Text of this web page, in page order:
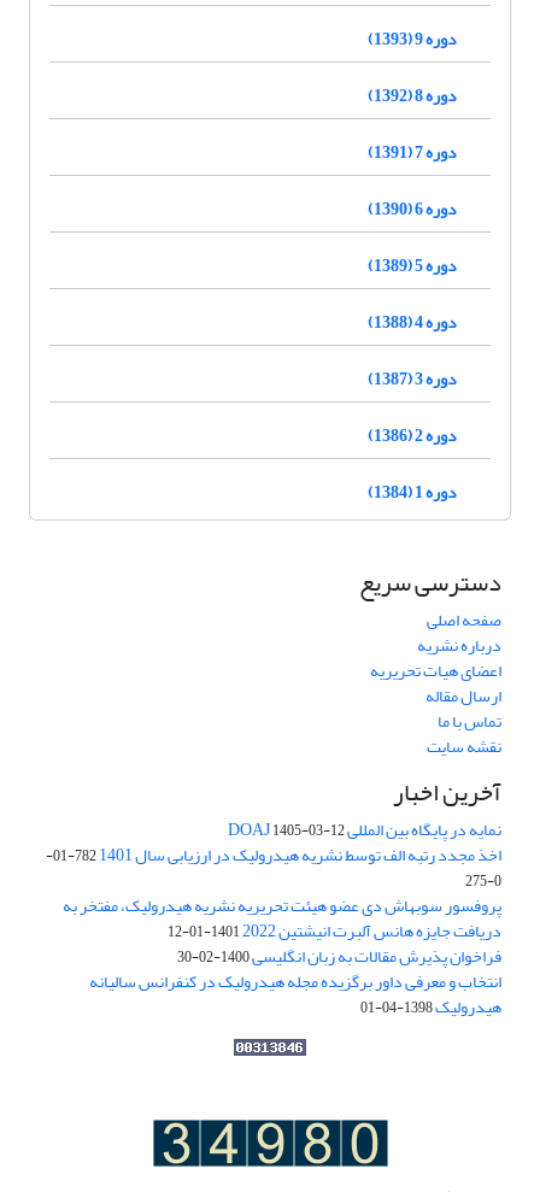
دوره 9 (1393)
دوره 8 (1392)
دوره 7 (1391)
دوره 6 (1390)
دوره 5 (1389)
دوره 4 (1388)
دوره 3 (1387)
دوره 2 (1386)
دوره 1 (1384)
دسترسی سریع
صفحه اصلی
درباره نشریه
اعضای هیات تحریریه
ارسال مقاله
تماس با ما
نقشه سایت
آخرین اخبار
نمایه در پایگاه بین المللی DOAJ1405-03-12
اخذ مجدد رتبه الف توسط نشریه هیدرولیک در ارزیابی سال 1401
782-01-
0-275
پروفسور سوبهاش دی عضو هیئت تحریریه نشریه هیدرولیک، مفتخر به
دریافت جایزه هانس آلبرت انیشتین 2022 1401-01-12
فراخوان پذیرش مقالات به زبان انگلیسی1400-02-30
انتخاب و معرفی داور برگزیده مجله هیدرولیک در کنفرانس سالیانه
هیدرولیک1398-04-01